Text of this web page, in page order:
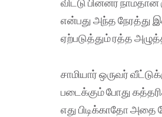
விட்டு பின்னர்
என்பது அந்த நேரத்து
ஏற்படுத்தும் ரத்த
சாமியார் ஒருவர்
படைக்கும் போது
எது பிடிக்காதோ அதை